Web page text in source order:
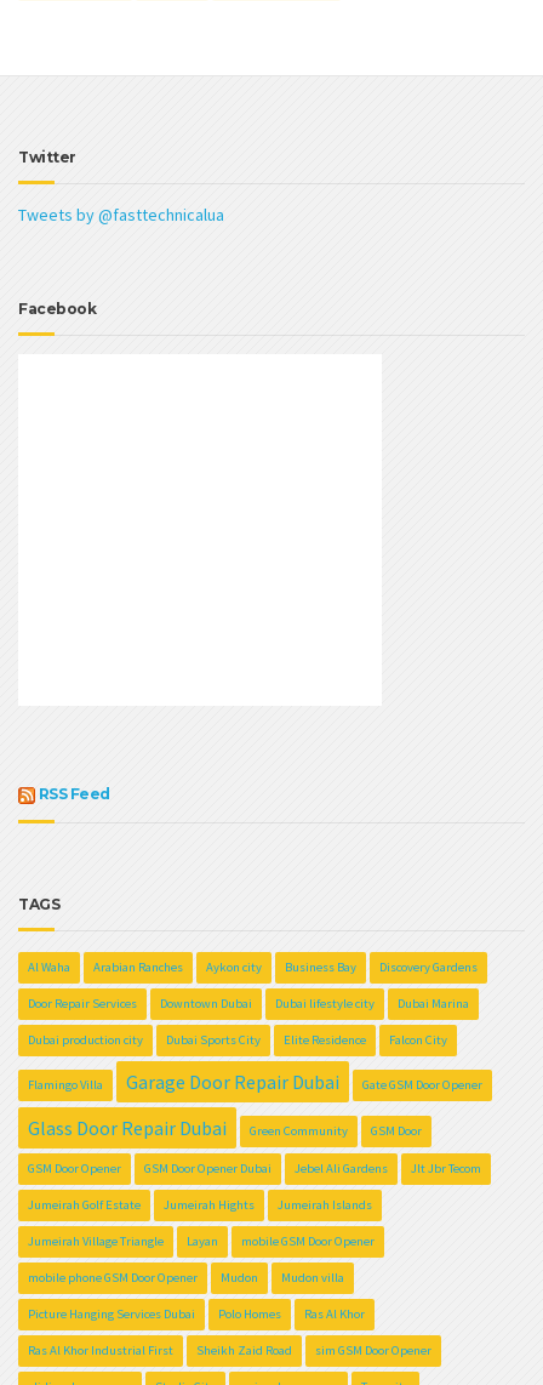
Twitter
Tweets by @fasttechnicalua
Facebook
RSS Feed
TAGS
Al Waha Arabian Ranches Aykon city Business Bay Discovery Gardens
Door Repair Services Downtown Dubai Dubai lifestyle city Dubai Marina
Dubai production city Dubai Sports City Elite Residence Falcon City
Flamingo Villa Garage Door Repair Dubai Gate GSM Door Opener
Glass Door Repair Dubai Green Community GSM Door
GSM Door Opener GSM Door Opener Dubai Jebel Ali Gardens Jlt Jbr Tecom
Jumeirah Golf Estate Jumeirah Hights Jumeirah Islands
Jumeirah Village Triangle Layan mobile GSM Door Opener
mobile phone GSM Door Opener Mudon Mudon villa
Picture Hanging Services Dubai Polo Homes Ras Al Khor
Ras Al Khor Industrial First Sheikh Zaid Road sim GSM Door Opener